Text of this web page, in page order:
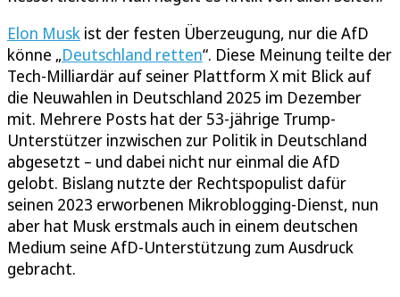
Elon Musk ist der festen Überzeugung, nur die AfD
könne „Deutschland retten“. Diese Meinung teilte der
Tech-Milliardär auf seiner Plattform X mit Blick auf
die Neuwahlen in Deutschland 2025 im Dezember
mit. Mehrere Posts hat der 53-jährige Trump-
Unterstützer inzwischen zur Politik in Deutschland
abgesetzt – und dabei nicht nur einmal die AfD
gelobt. Bislang nutzte der Rechtspopulist dafür
seinen 2023 erworbenen Mikroblogging-Dienst, nun
aber hat Musk erstmals auch in einem deutschen
Medium seine AfD-Unterstützung zum Ausdruck
gebracht.